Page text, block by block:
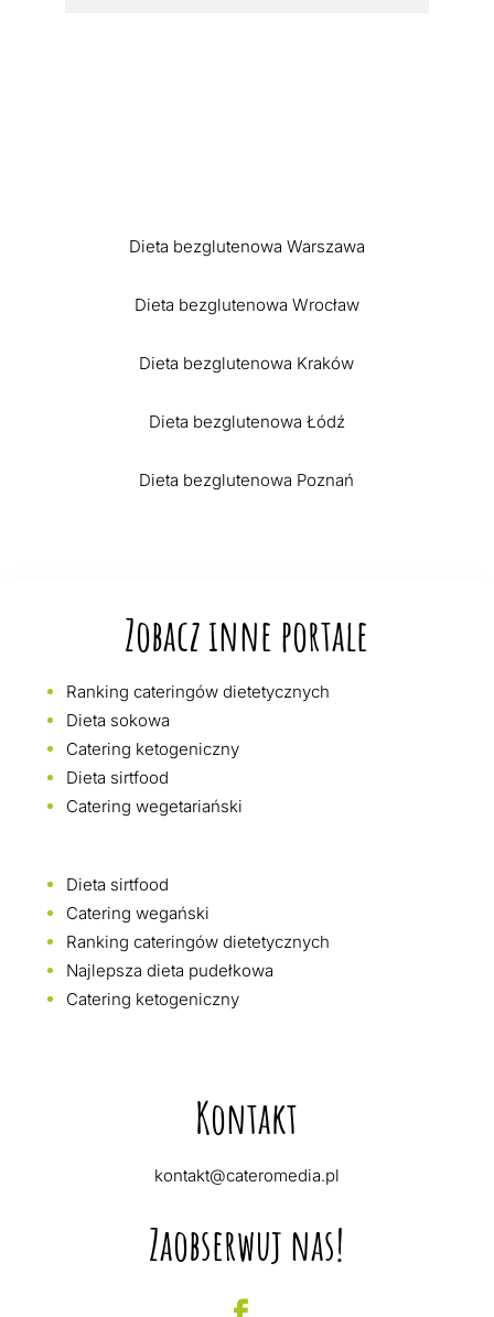
Dieta bezglutenowa Warszawa
Dieta bezglutenowa Wrocław
Dieta bezglutenowa Kraków
Dieta bezglutenowa Łódź
Dieta bezglutenowa Poznań
Zobacz inne portale
Ranking cateringów dietetycznych
Dieta sokowa
Catering ketogeniczny
Dieta sirtfood
Catering wegetariański
Dieta sirtfood
Catering wegański
Ranking cateringów dietetycznych
Najlepsza dieta pudełkowa
Catering ketogeniczny
Kontakt
kontakt@cateromedia.pl
Zaobserwuj nas!